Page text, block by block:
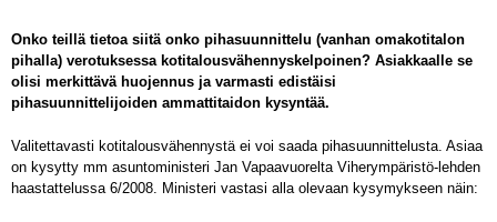
Onko teillä tietoa siitä onko pihasuunnittelu (vanhan omakotitalon
pihalla) verotuksessa kotitalousvähennyskelpoinen? Asiakkaalle se
olisi merkittävä huojennus ja varmasti edistäisi
pihasuunnittelijoiden ammattitaidon kysyntää.
Valitettavasti kotitalousvähennystä ei voi saada pihasuunnittelusta. Asiaa
on kysytty mm asuntoministeri Jan Vapaavuorelta Viherympäristö-lehden
haastattelussa 6/2008. Ministeri vastasi alla olevaan kysymykseen näin: